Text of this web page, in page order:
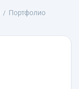
Портфолио